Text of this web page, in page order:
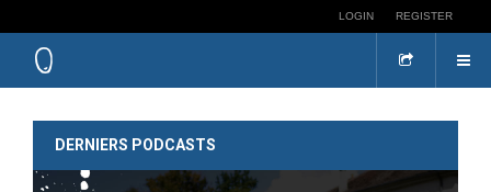
LOGIN REGISTER
DERNIERS PODCASTS